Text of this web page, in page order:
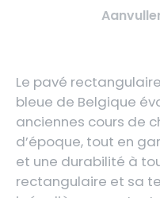
Le pavé
bleue de Belgique
anciennes cours de
d’époque, tout en
et une durabilité à
rectangulaire et sa